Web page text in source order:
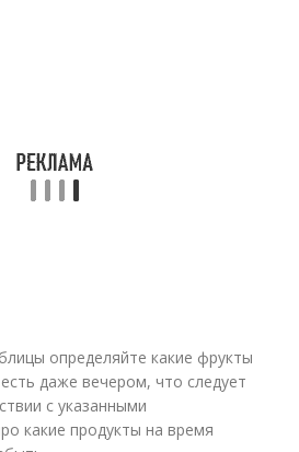
определяйте какие фрукты
даже вечером, что следует
с указанными
какие продукты на время